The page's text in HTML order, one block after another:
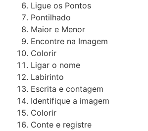
Ligue os Pontos
Pontilhado
Maior e Menor
Encontre na Imagem
Colorir
Ligar o nome
Labirinto
Escrita e contagem
Identifique a imagem
Colorir
Conte e registre